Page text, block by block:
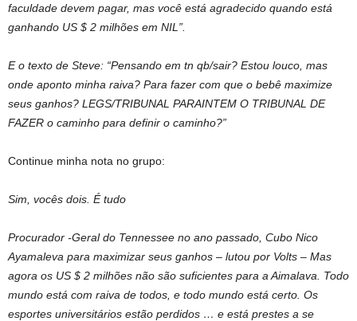
faculdade devem pagar, mas você está agradecido quando está
ganhando US $ 2 milhões em NIL”.
E o texto de Steve: “Pensando em tn qb/sair? Estou louco, mas
onde aponto minha raiva? Para fazer com que o bebê maximize
seus ganhos? LEGS/TRIBUNAL PARAINTEM O TRIBUNAL DE
FAZER o caminho para definir o caminho?”
Continue minha nota no grupo:
Sim, vocês dois. É tudo
Procurador -Geral do Tennessee no ano passado, Cubo Nico
Ayamaleva para maximizar seus ganhos – lutou por Volts – Mas
agora os US $ 2 milhões não são suficientes para a Aimalava. Todo
mundo está com raiva de todos, e todo mundo está certo. Os
esportes universitários estão perdidos … e está prestes a se